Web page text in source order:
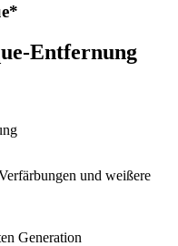
Entfernung
und weißere
Generation